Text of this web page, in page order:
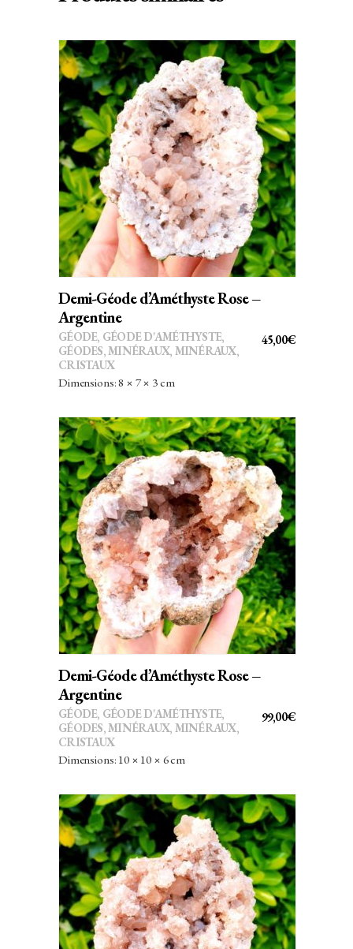
AJOUTER AU PANIER
Demi-Géode d’Améthyste Rose –
Argentine
45,00€
GÉODE, GÉODE D'AMÉTHYSTE,
GÉODES,MINÉRAUX, MINÉRAUX,
CRISTAUX
Dimensions: 8 × 7 × 3 cm
AJOUTER AU PANIER
Demi-Géode d’Améthyste Rose –
Argentine
99,00€
GÉODE, GÉODE D'AMÉTHYSTE,
GÉODES,MINÉRAUX, MINÉRAUX,
CRISTAUX
Dimensions: 10 × 10 × 6 cm
AJOUTER AU PANIER